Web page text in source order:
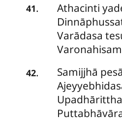
41.
Athacinti
Varādasa
42.
Samijjhā